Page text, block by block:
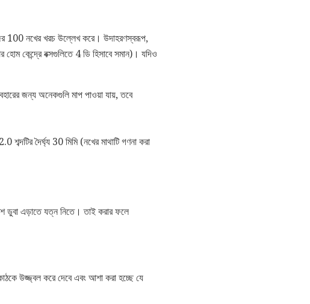
100 নখের খরচ উল্লেখ করে। উদাহরণস্বরূপ,
কেন্দ্রে বক্সগুলিতে 4 ডি হিসাবে সমান)। যদিও
জন্য অনেকগুলি মাপ পাওয়া যায়, তবে
দৈর্ঘ্য 30 মিমি (নখের মাথাটি গণনা করা
ডুবা এড়াতে যত্ন নিতে। তাই করার ফলে
উজ্জ্বল করে দেবে এবং আশা করা হচ্ছে যে